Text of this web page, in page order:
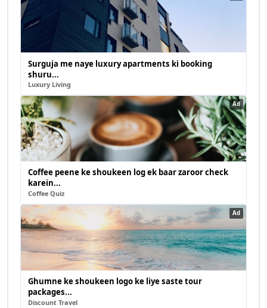
Surguja me naye luxury apartments ki booking
shuru...
Luxury Living
Ad
Coffee peene ke shoukeen log ek baar zaroor check
karein...
Coffee Quiz
Ad
Ghumne ke shoukeen logo ke liye saste tour
packages...
Discount Travel